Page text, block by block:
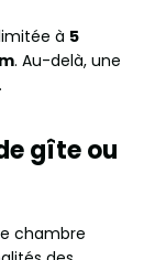
à 5
. Au-delà, une
gîte ou
chambre